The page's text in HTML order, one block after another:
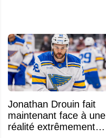
Jonathan Drouin fait
maintenant face à une
réalité extrêmement